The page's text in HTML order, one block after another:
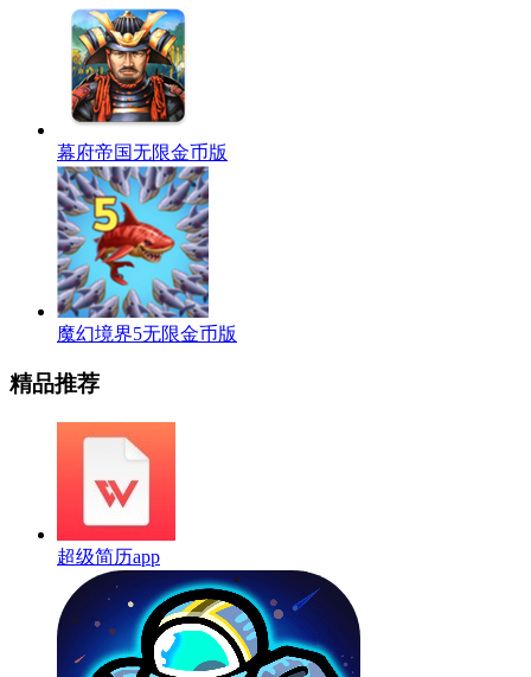
幕府帝国无限金币版
魔幻境界5无限金币版
精品推荐
超级简历app